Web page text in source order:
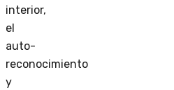
interior,
el
auto-
reconocimiento
y